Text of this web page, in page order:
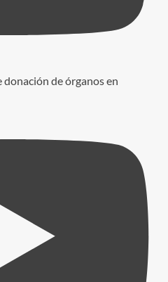
donación de órganos en